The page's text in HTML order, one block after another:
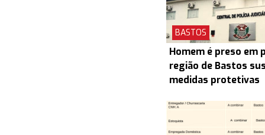
BASTOS
Homem é preso em
região de Bastos
medidas protetivas